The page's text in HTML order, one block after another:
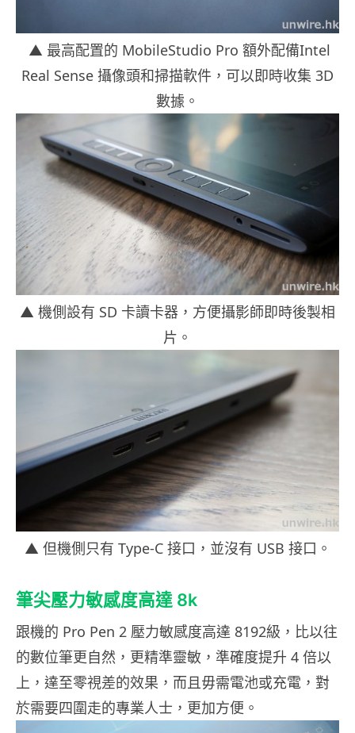
▲ 最高配置的 MobileStudio Pro 額外配備Intel
Real Sense 攝像頭和掃描軟件，可以即時收集 3D
數據。
▲ 機側設有 SD 卡讀卡器，方便攝影師即時後製相
片。
▲ 但機側只有 Type-C 接口，並沒有 USB 接口。
筆尖壓力敏感度高達 8k
跟機的 Pro Pen 2 壓力敏感度高達 8192級，比以往
的數位筆更自然，更精準靈敏，準確度提升 4 倍以
上，達至零視差的效果，而且毋需電池或充電，對
於需要四圍走的專業人士，更加方便。